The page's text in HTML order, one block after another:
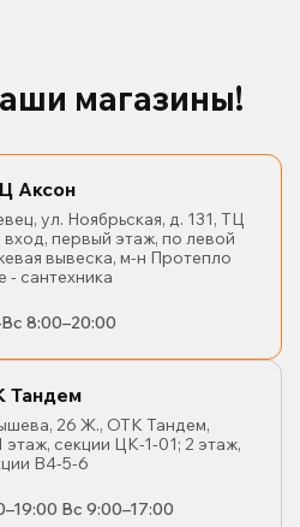
магазины!
Аксон
ул. Ноябрьская, д. 131, ТЦ
первый этаж, по левой
вывеска, м-н Протепло
- сантехника
8:00–20:00
Тандем
26 Ж., ОТК Тандем,
этаж, секции ЦК-1-01; 2 этаж,
В4-5-6
Вс 9:00–17:00